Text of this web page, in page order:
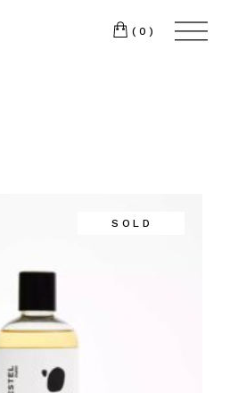
(0)
SOLD